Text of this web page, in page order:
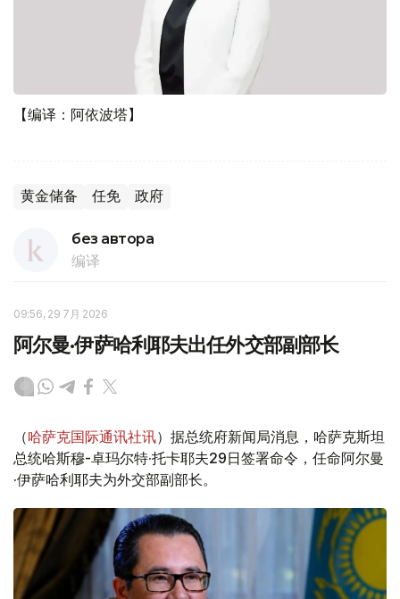
【编译：阿依波塔】
黄金储备 任免 政府
без автора
编译
09:56, 29 7月 2026
阿尔曼·伊萨哈利耶夫出任外交部副部长
（哈萨克国际通讯社讯）据总统府新闻局消息，哈萨克斯坦
总统哈斯穆-卓玛尔特·托卡耶夫29日签署命令，任命阿尔曼
·伊萨哈利耶夫为外交部副部长。